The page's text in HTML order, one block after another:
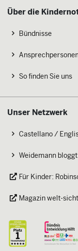
Über die
Bündnisse
So finden Sie uns
Unser Netzwerk
Castellano /
Weidemann bloggt
Für Kinder:
Magazin welt-